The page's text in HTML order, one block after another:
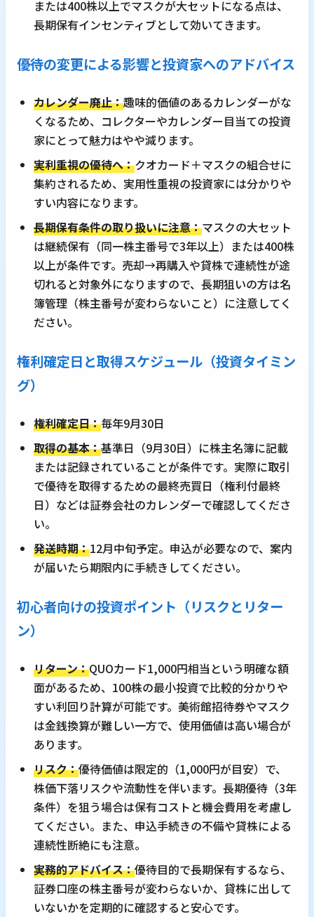
または400株以上でマスクが大セットになる点は、
長期保有インセンティブとして効いてきます。
優待の変更による影響と投資家へのアドバイス
カレンダー廃止：趣味的価値のあるカレンダーがな
くなるため、コレクターやカレンダー目当ての投資
家にとって魅力はやや減ります。
実利重視の優待へ：クオカード＋マスクの組合せに
集約されるため、実用性重視の投資家には分かりや
すい内容になります。
長期保有条件の取り扱いに注意：マスクの大セット
は継続保有（同一株主番号で3年以上）または400株
以上が条件です。売却→再購入や貸株で連続性が途
切れると対象外になりますので、長期狙いの方は名
簿管理（株主番号が変わらないこと）に注意してく
ださい。
権利確定日と取得スケジュール（投資タイミン
グ）
権利確定日：毎年9月30日
取得の基本：基準日（9月30日）に株主名簿に記載
または記録されていることが条件です。実際に取引
で優待を取得するための最終売買日（権利付最終
日）などは証券会社のカレンダーで確認してくださ
い。
発送時期：12月中旬予定。申込が必要なので、案内
が届いたら期限内に手続きしてください。
初心者向けの投資ポイント（リスクとリター
ン）
リターン：QUOカード1,000円相当という明確な額
面があるため、100株の最小投資で比較的分かりや
すい利回り計算が可能です。美術館招待券やマスク
は金銭換算が難しい一方で、使用価値は高い場合が
あります。
リスク：優待価値は限定的（1,000円が目安）で、
株価下落リスクや流動性を伴います。長期優待（3年
条件）を狙う場合は保有コストと機会費用を考慮し
てください。また、申込手続きの不備や貸株による
連続性断絶にも注意。
実務的アドバイス：優待目的で長期保有するなら、
証券口座の株主番号が変わらないか、貸株に出して
いないかを定期的に確認すると安心です。